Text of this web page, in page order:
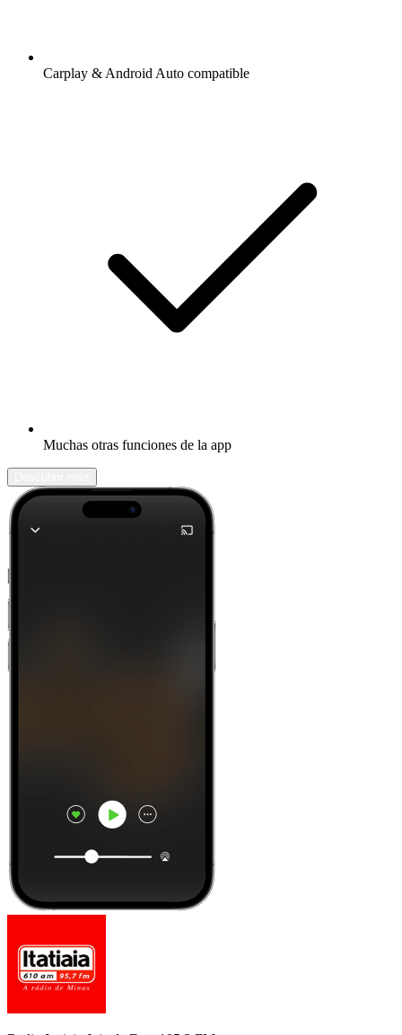
Carplay & Android Auto compatible
Muchas otras funciones de la app